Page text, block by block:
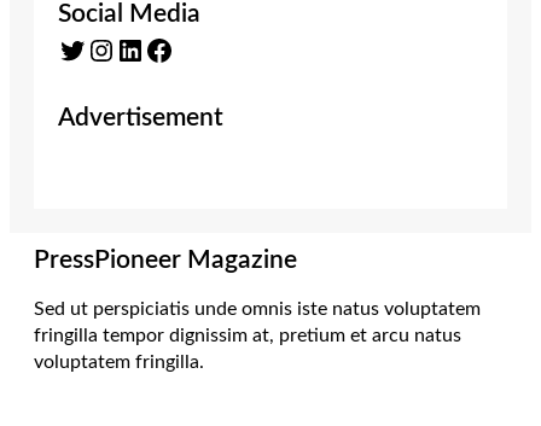
Social Media
Twitter Instagram LinkedIn Facebook
Advertisement
PressPioneer Magazine
Sed ut perspiciatis unde omnis iste natus voluptatem
fringilla tempor dignissim at, pretium et arcu natus
voluptatem fringilla.